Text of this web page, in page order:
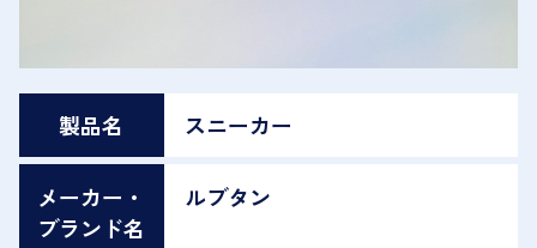
製品名 スニーカー
メーカー・
ブランド名
ルブタン